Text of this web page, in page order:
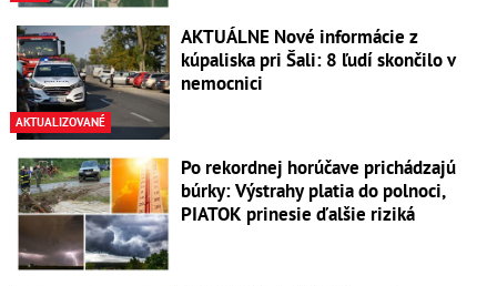
AKTUALIZOVANÉ
AKTUÁLNE Nové informácie z
kúpaliska pri Šali: 8 ľudí skončilo v
nemocnici
Po rekordnej horúčave prichádzajú
búrky: Výstrahy platia do polnoci,
PIATOK prinesie ďalšie riziká